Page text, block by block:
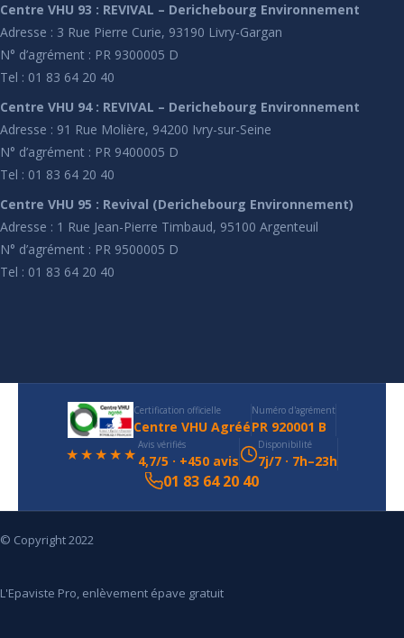
Centre VHU 93 : REVIVAL – Derichebourg Environnement
Adresse : 3 Rue Pierre Curie, 93190 Livry-Gargan
N° d’agrément : PR 9300005 D
Tel : 01 83 64 20 40
Centre VHU 94 : REVIVAL – Derichebourg Environnement
Adresse : 91 Rue Molière, 94200 Ivry-sur-Seine
N° d’agrément : PR 9400005 D
Tel : 01 83 64 20 40
Centre VHU 95 : Revival (Derichebourg Environnement)
Adresse : 1 Rue Jean-Pierre Timbaud, 95100 Argenteuil
N° d’agrément : PR 9500005 D
Tel : 01 83 64 20 40
Certification officielle
Centre VHU Agréé
Numéro d'agrément
PR 920001 B
★★★★★ Avis vérifiés
4,7/5 · +450 avis
Disponibilité
7j/7 · 7h–23h
01 83 64 20 40
© Copyright 2022
L'Epaviste Pro, enlèvement épave gratuit